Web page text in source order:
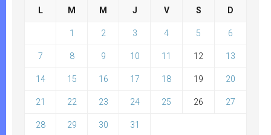
L M M J V S D
1 2 3 4 5 6
7 8 9 10 11 12 13
14 15 16 17 18 19 20
21 22 23 24 25 26 27
28 29 30 31